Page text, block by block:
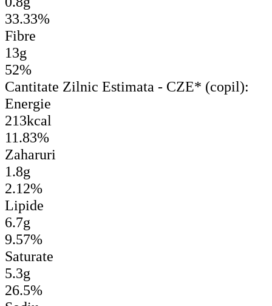
33.33%
Fibre
13g
52%
Cantitate Zilnic Estimata - CZE* (copil):
Energie
213kcal
11.83%
Zaharuri
1.8g
2.12%
Lipide
6.7g
9.57%
Saturate
5.3g
26.5%